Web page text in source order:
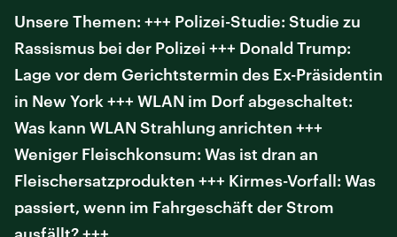
Unsere Themen: +++ Polizei-Studie: Studie zu
Rassismus bei der Polizei +++ Donald Trump:
Lage vor dem Gerichtstermin des Ex-Präsidentin
in New York +++ WLAN im Dorf abgeschaltet:
Was kann WLAN Strahlung anrichten +++
Weniger Fleischkonsum: Was ist dran an
Fleischersatzprodukten +++ Kirmes-Vorfall: Was
passiert, wenn im Fahrgeschäft der Strom